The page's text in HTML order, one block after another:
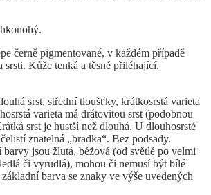
černě pigmentované, v každém případě
srsti. Kůže tenká a těsně přiléhající.
srst, střední tloušťky, krátkosrstá varieta
varieta má drátovitou srst (podobnou
srst je hustší než dlouhá. U dlouhosrsté
znatelná „bradka“. Bez podsady.
jsou žlutá, béžová (od světlé po velmi
či vyrudlá), mohou či nemusí být bílé
barva se znaky ve výše uvedených